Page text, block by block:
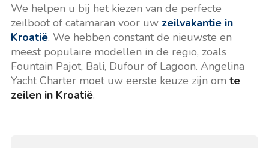
We helpen u bij het kiezen van de perfecte
zeilboot of catamaran voor uw zeilvakantie in
Kroatië. We hebben constant de nieuwste en
meest populaire modellen in de regio, zoals
Fountain Pajot, Bali, Dufour of Lagoon. Angelina
Yacht Charter moet uw eerste keuze zijn om te
zeilen in Kroatië.